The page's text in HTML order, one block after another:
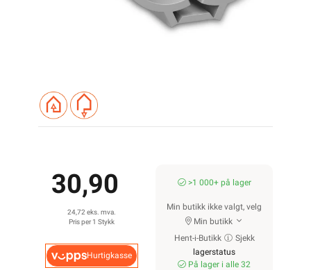
30,90
24,72 eks. mva.
Pris per 1 Stykk
Hurtigkasse
>1 000+ på lager
Min butikk ikke valgt, velg
Min butikk
Hent-i-Butikk
Sjekk
lagerstatus
På lager i alle 32